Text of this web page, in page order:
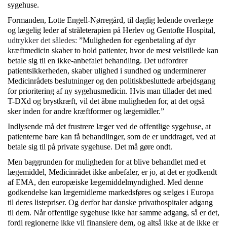
sygehuse.
Formanden, Lotte Engell-Nørregård, til daglig ledende overlæge
og lægelig leder af stråleterapien på Herlev og Gentofte Hospital,
udtrykker det således: ”Muligheden for egenbetaling af dyr
kræftmedicin skaber to hold patienter, hvor de mest velstillede kan
betale sig til en ikke-anbefalet behandling. Det udfordrer
patientsikkerheden, skaber ulighed i sundhed og underminerer
Medicinrådets beslutninger og den politiskbesluttede arbejdsgang
for prioritering af ny sygehusmedicin. Hvis man tillader det med
T-DXd og brystkræft, vil det åbne muligheden for, at det også
sker inden for andre kræftformer og lægemidler.”
Indlysende må det frustrere læger ved de offentlige sygehuse, at
patienterne bare kan få behandlinger, som de er unddraget, ved at
betale sig til på private sygehuse. Det må gøre ondt.
Men baggrunden for muligheden for at blive behandlet med et
lægemiddel, Medicinrådet ikke anbefaler, er jo, at det er godkendt
af EMA, den europæiske lægemiddelmyndighed. Med denne
godkendelse kan lægemidlerne markedsføres og sælges i Europa
til deres listepriser. Og derfor har danske privathospitaler adgang
til dem. Når offentlige sygehuse ikke har samme adgang, så er det,
fordi regionerne ikke vil finansiere dem, og altså ikke at de ikke er